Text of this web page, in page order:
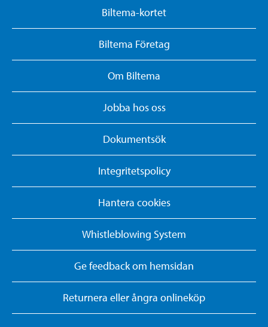
Biltema-kortet
Biltema Företag
Om Biltema
Jobba hos oss
Dokumentsök
Integritetspolicy
Hantera cookies
Whistleblowing System
Ge feedback om hemsidan
Returnera eller ångra onlineköp